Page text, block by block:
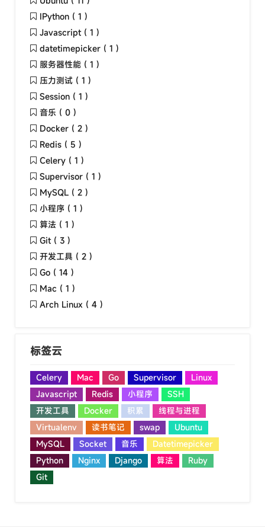
IPython ( 1 )
Javascript ( 1 )
datetimepicker ( 1 )
服务器性能 ( 1 )
压力测试 ( 1 )
Session ( 1 )
音乐 ( 0 )
Docker ( 2 )
Redis ( 5 )
Celery ( 1 )
Supervisor ( 1 )
MySQL ( 2 )
小程序 ( 1 )
算法 ( 1 )
Git ( 3 )
开发工具 ( 2 )
Go ( 14 )
Mac ( 1 )
Arch Linux ( 4 )
标签云
Celery Mac Go Supervisor
Linux
Javascript
Redis 小程序
SSH
开发工具
Docker 积累
线程与进程
Virtualenv
读书笔记 swap
Ubuntu
MySQL
Socket 音乐
Datetimepicker
Python
Nginx Django 算法
Ruby
Git